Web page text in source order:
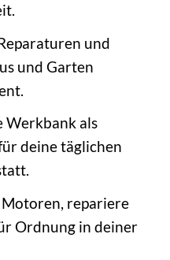
und
und Garten
Werkbank als
deine täglichen
repariere
Ordnung in deiner